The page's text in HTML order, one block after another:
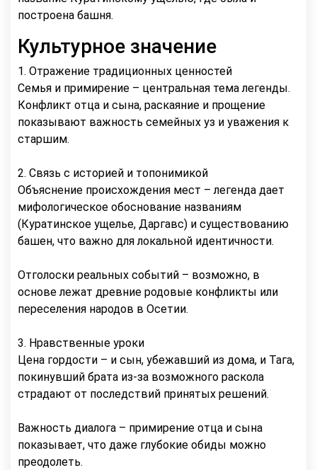
построена башня.
Культурное значение
1. Отражение традиционных ценностей
Семья и примирение – центральная тема легенды.
Конфликт отца и сына, раскаяние и прощение
показывают важность семейных уз и уважения к
старшим.
2. Связь с историей и топонимикой
Объяснение происхождения мест – легенда дает
мифологическое обоснование названиям
(Куратинское ущелье, Даргавс) и существованию
башен, что важно для локальной идентичности.
Отголоски реальных событий – возможно, в
основе лежат древние родовые конфликты или
переселения народов в Осетии.
3. Нравственные уроки
Цена гордости – и сын, убежавший из дома, и Тага,
покинувший брата из-за возможного раскола
страдают от последствий принятых решений.
Важность диалога – примирение отца и сына
показывает, что даже глубокие обиды можно
преодолеть.